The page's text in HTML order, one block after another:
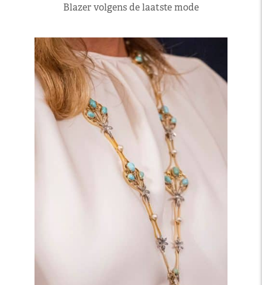
Blazer volgens de laatste mode